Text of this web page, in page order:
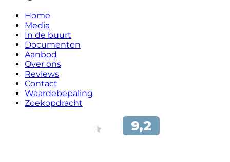
Home
Media
In de buurt
Documenten
Aanbod
Over ons
Reviews
Contact
Waardebepaling
Zoekopdracht